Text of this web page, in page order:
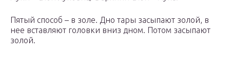
Пятый способ – в золе. Дно тары засыпают золой, в
нее вставляют головки вниз дном. Потом засыпают
золой.